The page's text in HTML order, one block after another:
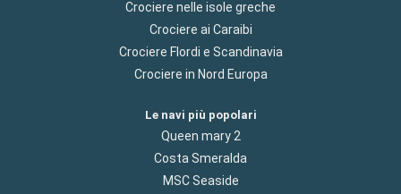
Crociere nelle isole greche
Crociere ai Caraibi
Crociere Flordi e Scandinavia
Crociere in Nord Europa
Le navi più popolari
Queen mary 2
Costa Smeralda
MSC Seaside